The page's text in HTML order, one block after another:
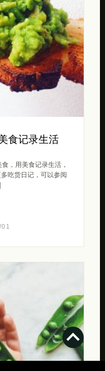
食记录生活
，用美食记录生活，
吃货日记，可以参阅